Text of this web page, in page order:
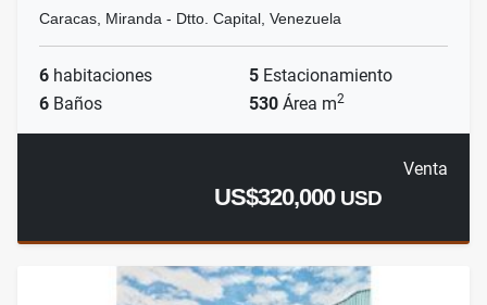
Caracas, Miranda - Dtto. Capital, Venezuela
6 habitaciones 5 Estacionamiento
6 Baños 530 Área m2
Venta
US$320,000 USD